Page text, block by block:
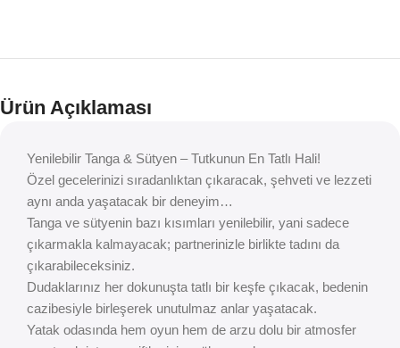
Ürün Açıklaması
Yenilebilir Tanga & Sütyen – Tutkunun En Tatlı Hali!
Özel gecelerinizi sıradanlıktan çıkaracak, şehveti ve lezzeti
aynı anda yaşatacak bir deneyim…
Tanga ve sütyenin bazı kısımları yenilebilir, yani sadece
çıkarmakla kalmayacak; partnerinizle birlikte tadını da
çıkarabileceksiniz.
Dudaklarınız her dokunuşta tatlı bir keşfe çıkacak, bedenin
cazibesiyle birleşerek unutulmaz anlar yaşatacak.
Yatak odasında hem oyun hem de arzu dolu bir atmosfer